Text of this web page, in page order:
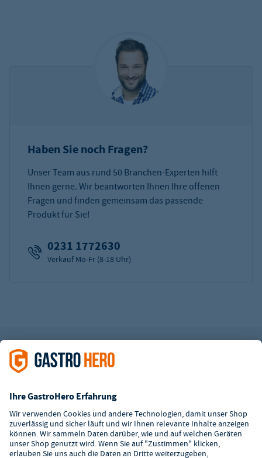
Haben Sie noch Fragen?
Unser Team aus rund 50 Branchen-Experten hilft
Ihnen gerne. Wir beantworten Ihnen Ihre offenen
Fragen und finden gemeinsam das passende
Produkt für Sie!
0231 1772630
Verkauf Mo-Fr (8-18 Uhr)
Zahlungsarten
Zertifizierter Shop